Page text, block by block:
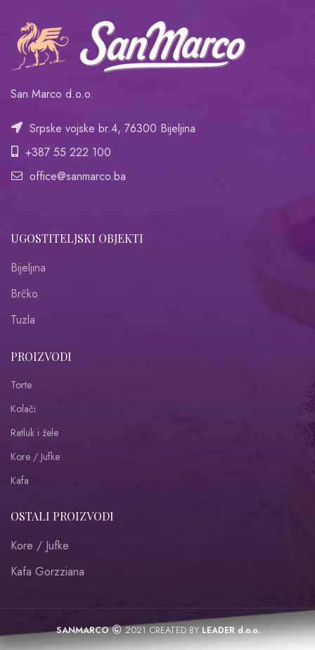
San Marco d.o.o.
Srpske vojske br.4, 76300 Bijeljina
+387 55 222 100
office@sanmarco.ba
UGOSTITELJSKI OBJEKTI
Bijeljina
Brčko
Tuzla
PROIZVODI
Torte
Kolači
Ratluk i žele
Kore / Jufke
Kafa
OSTALI PROIZVODI
Kore / Jufke
Kafa Gorzziana
SANMARCO 2021 CREATED BYLEADER d.o.o.